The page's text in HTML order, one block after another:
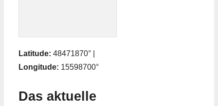
Latitude: 48471870° |
Longitude: 15598700°
Das aktuelle